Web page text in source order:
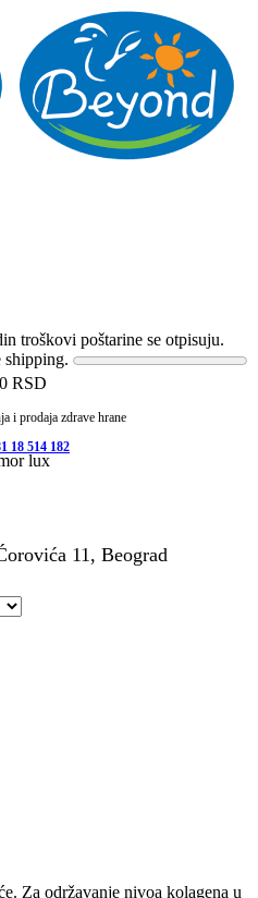
troškovi poštarine se otpisuju.
shipping.
RSD
i prodaja zdrave hrane
18 514 182
lux
11, Beograd
Za održavanje nivoa kolagena u